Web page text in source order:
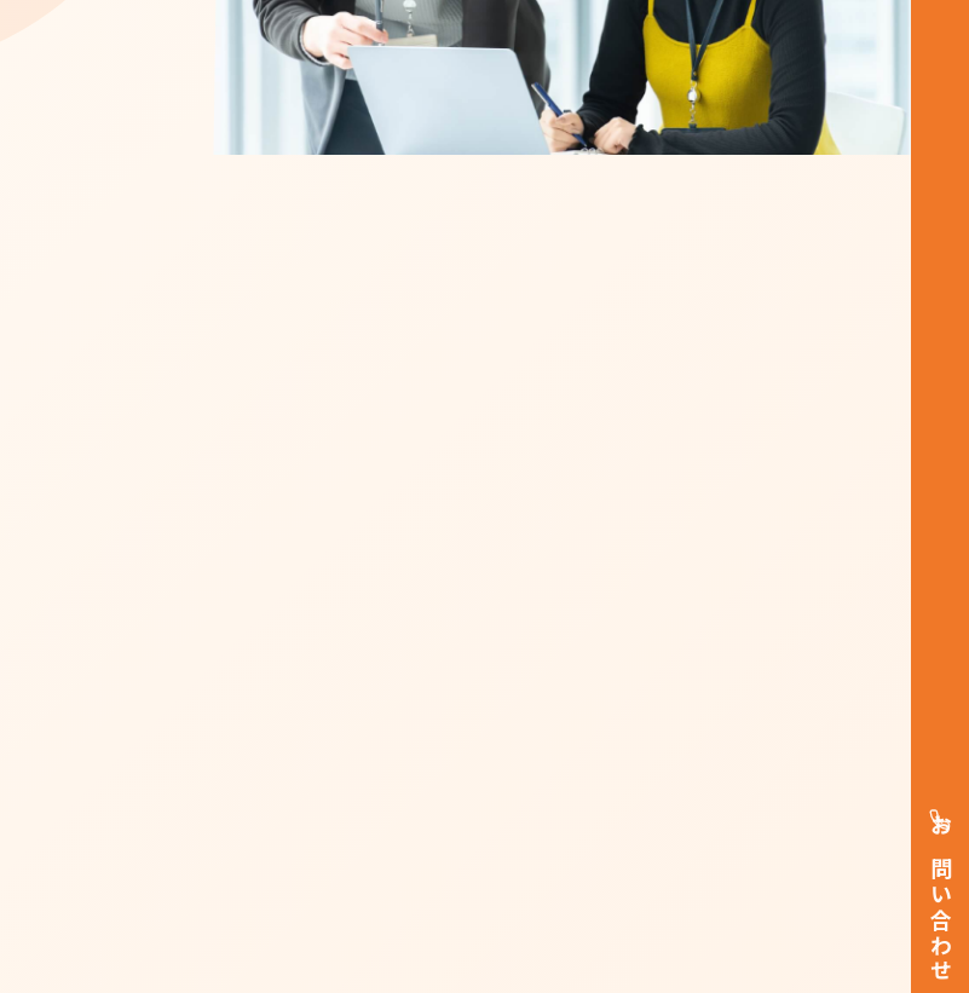
お問い合わせ